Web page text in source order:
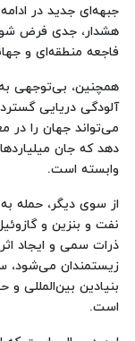
جبهه‌ای جدید در
هشدار، جدی فرض
فاجعه منطقه‌ای و
همچنین، بی‌توجهی
آلودگی دریایی
می‌تواند جهان را در
دهد که جان
وابسته است.
از سوی دیگر، حمله
نفت و بنزین و
ذرات سمی و ایجاد
زیستمندان می‌شود،
بنیادین بین‌المللی
است.